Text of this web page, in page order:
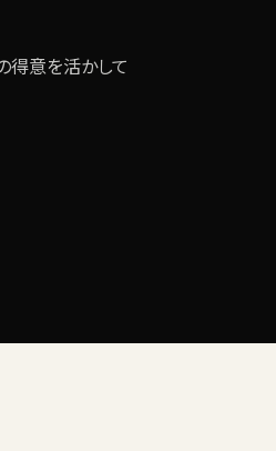
得意を活かして